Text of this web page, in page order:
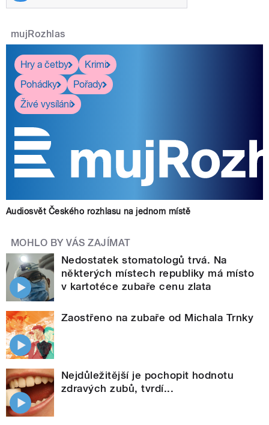
mujRozhlas
Hry a četby
Krimi
Pohádky
Pořady
Živé vysílání
Audiosvět Českého rozhlasu na jednom místě
MOHLO BY VÁS ZAJÍMAT
Nedostatek stomatologů trvá. Na
některých místech republiky má místo
v kartotéce zubaře cenu zlata
Zaostřeno na zubaře od Michala Trnky
Nejdůležitější je pochopit hodnotu
zdravých zubů, tvrdí...